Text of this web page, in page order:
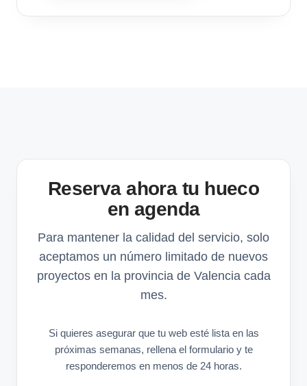
Reserva ahora tu hueco
en agenda
Para mantener la calidad del servicio, solo
aceptamos un número limitado de nuevos
proyectos en la provincia de Valencia cada
mes.
Si quieres asegurar que tu web esté lista en las
próximas semanas, rellena el formulario y te
responderemos en menos de 24 horas.